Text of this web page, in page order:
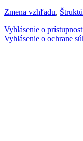
Zmena vzhľadu,
Vyhlásenie o
Vyhlásenie o ochrane